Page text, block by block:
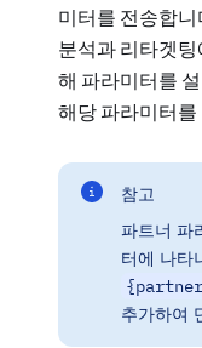
미터를 전송합
분석과 리타겟
해 파라미터를
해당 파라미터를
참고
파트너 파
터에 나타
추가하여